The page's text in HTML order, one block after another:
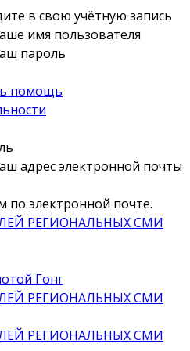
в свою учётную запись
имя пользователя
пароль
помощь
адрес электронной почты
по электронной почте.